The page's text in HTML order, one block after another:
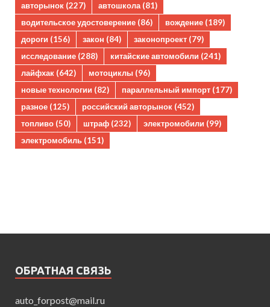
авторынок (227) автошкола(81)
водительское удостоверение (86) вождение (189)
дороги (156) закон (84) законопроект (79)
исследование (288) китайские автомобили (241)
лайфхак (642) мотоциклы (96)
новые технологии (82) параллельный импорт (177)
разное (125) российский авторынок (452)
топливо (50) штраф (232) электромобили (99)
электромобиль (151)
ОБРАТНАЯ СВЯЗЬ
auto_forpost@mail.ru